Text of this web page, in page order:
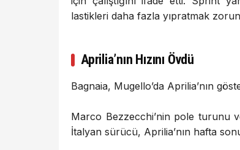
lastikleri daha fazla yıpratmak
Aprilia’nın Hızını Övdü
Bagnaia, Mugello’da Aprilia’nın
Marco Bezzecchi’nin pole turunu
İtalyan sürücü, Aprilia’nın hafta